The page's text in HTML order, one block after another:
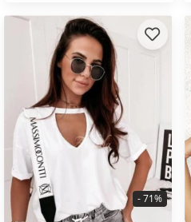
- 71%